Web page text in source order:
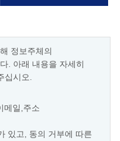
정보주체의
. 아래 내용을 자세히
시오.
메일,주소
있고, 동의 거부에 따른